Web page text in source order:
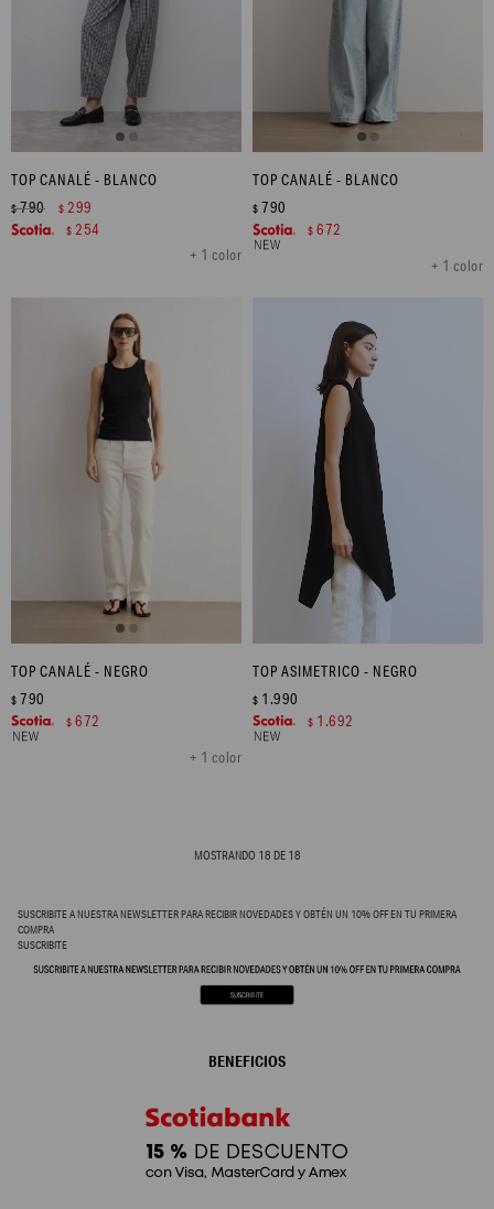
TOP CANALÉ - BLANCO
+ 1 color
$790 $ 299
$ 254
TOP CANALÉ - BLANCO
+ 1 color
$ 790
$ 672
TOP CANALÉ - NEGRO
+ 1 color
$ 790
$ 672
TOP ASIMETRICO - NEGRO
$ 1.990
$ 1.692
MOSTRANDO 18 DE 18
SUSCRIBITE A NUESTRA NEWSLETTER PARA RECIBIR NOVEDADES Y OBTÉN UN 10% OFF EN TU PRIMERA
COMPRA
SUSCRIBITE
BENEFICIOS